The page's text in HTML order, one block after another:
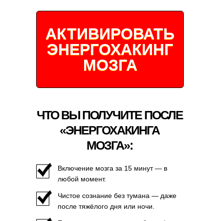
АКТИВИРОВАТЬ
ЭНЕРГОХАКИНГ
МОЗГА
ЧТО ВЫ ПОЛУЧИТЕ ПОСЛЕ
«ЭНЕРГОХАКИНГА
МОЗГА»:
Включение мозга за 15 минут — в
любой момент.
Чистое сознание без тумана — даже
после тяжёлого дня или ночи.